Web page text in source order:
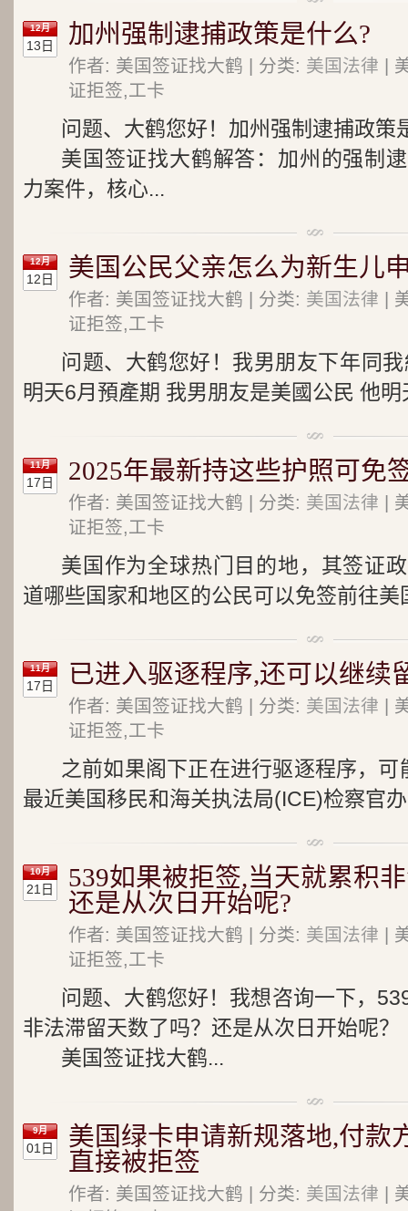
12月
13日 加州强制逮捕政策是什么?
作者: 美国签证找大鹤 | 分类: 美国法律 |
证拒签,工卡
问题、大鹤您好！加州强制逮捕政策
美国签证找大鹤解答：加州的强制
力案件，核心...
12月
12日 美国公民父亲怎么为新生儿
作者: 美国签证找大鹤 | 分类: 美国法律 |
证拒签,工卡
问题、大鹤您好！我男朋友下年同
明天6月預產期 我男朋友是美國公民 他
11月
17日 2025年最新持这些护照可免
作者: 美国签证找大鹤 | 分类: 美国法律 |
证拒签,工卡
美国作为全球热门目的地，其签证
道哪些国家和地区的公民可以免签前往
11月
17日 已进入驱逐程序,还可以继续
作者: 美国签证找大鹤 | 分类: 美国法律 |
证拒签,工卡
之前如果阁下正在进行驱逐程序，
最近美国移民和海关执法局(ICE)检察官
10月
21日
539如果被拒签,当天就累积
还是从次日开始呢?
作者: 美国签证找大鹤 | 分类: 美国法律 |
证拒签,工卡
问题、大鹤您好！我想咨询一下，
非法滞留天数了吗？还是从次日开始呢？
美国签证找大鹤...
9月
01日
美国绿卡申请新规落地,付款
直接被拒签
作者: 美国签证找大鹤 | 分类: 美国法律 |